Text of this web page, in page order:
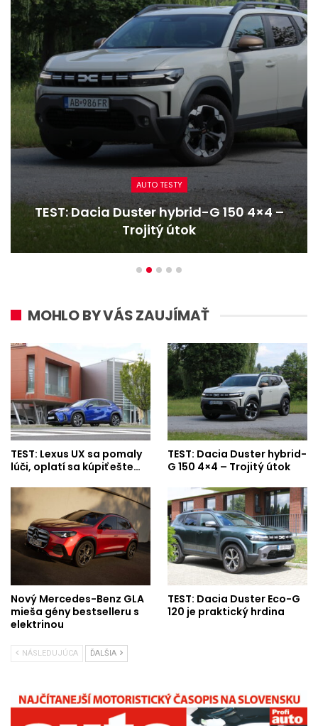
AUTO TESTY
TEST: Dacia Duster hybrid-G 150 4×4 –
Trojitý útok
MOHLO BY VÁS ZAUJÍMAŤ
TEST: Lexus UX sa pomaly
lúči, oplatí sa kúpiť ešte…
TEST: Dacia Duster hybrid-
G 150 4×4 – Trojitý útok
Nový Mercedes-Benz GLA
mieša gény bestselleru s
elektrinou
TEST: Dacia Duster Eco-G
120 je praktický hrdina
NÁSLEDUJÚCA ĎALŠIA